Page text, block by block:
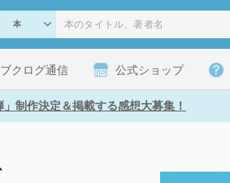
ブクログ通信 公式ショップ
」制作決定＆掲載する感想大募集！